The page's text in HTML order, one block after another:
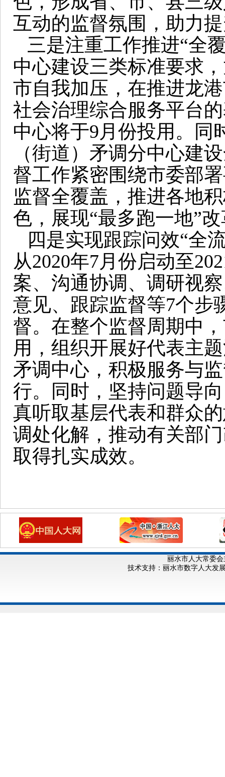
互动的监督氛围，助力
三是注重工作推进“全
中心建设三类标准要求
市自我加压，在推进龙
社会治理综合服务平台
中心将于9月份投用。同
（街道）矛调分中心建
督工作紧密围绕市委部
监督全覆盖，推进各地
色，展现“最多跑一地”
四是实现跟踪问效“全
从2020年7月份启动至
案、沟通协调、调研视
意见、跟踪监督等7个步
督。在整个监督周期中
用，组织开展好代表主
矛调中心，积极服务与
行。同时，坚持问题导
真听取基层代表和群众
调处化解，推动有关部
取得扎实成效。
丽水市人大常委会
技术支持：丽水市数字人大发